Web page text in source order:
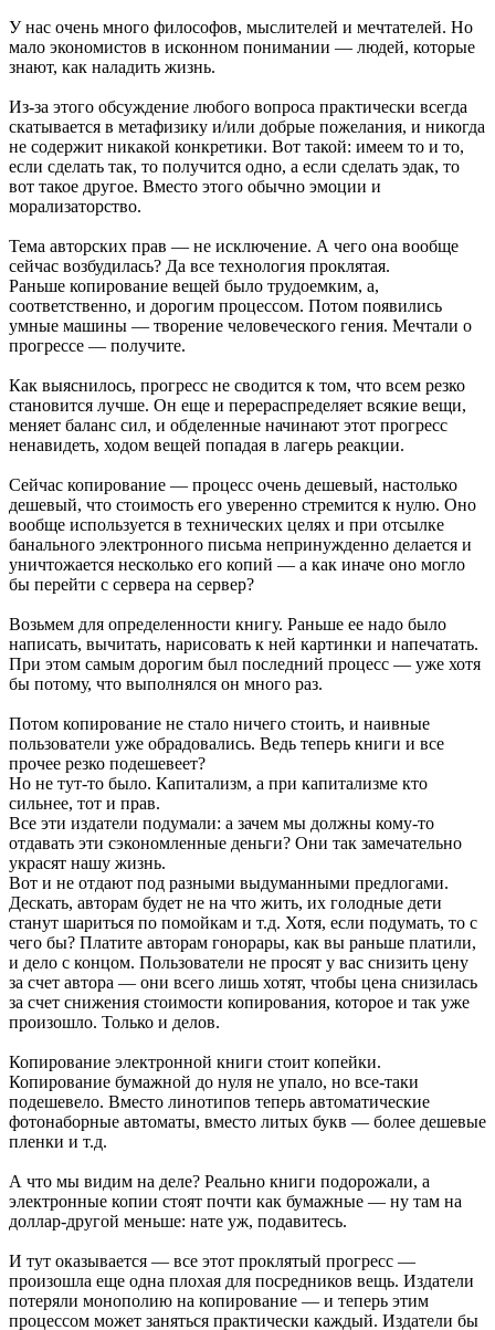
У нас очень много философов, мыслителей и мечтателей. Но
мало экономистов в исконном понимании — людей, которые
знают, как наладить жизнь.
Из-за этого обсуждение любого вопроса практически всегда
скатывается в метафизику и/или добрые пожелания, и никогда
не содержит никакой конкретики. Вот такой: имеем то и то,
если сделать так, то получится одно, а если сделать эдак, то
вот такое другое. Вместо этого обычно эмоции и
морализаторство.
Тема авторских прав — не исключение. А чего она вообще
сейчас возбудилась? Да все технология проклятая.
Раньше копирование вещей было трудоемким, а,
соответственно, и дорогим процессом. Потом появились
умные машины — творение человеческого гения. Мечтали о
прогрессе — получите.
Как выяснилось, прогресс не сводится к том, что всем резко
становится лучше. Он еще и перераспределяет всякие вещи,
меняет баланс сил, и обделенные начинают этот прогресс
ненавидеть, ходом вещей попадая в лагерь реакции.
Сейчас копирование — процесс очень дешевый, настолько
дешевый, что стоимость его уверенно стремится к нулю. Оно
вообще используется в технических целях и при отсылке
банального электронного письма непринужденно делается и
уничтожается несколько его копий — а как иначе оно могло
бы перейти с сервера на сервер?
Возьмем для определенности книгу. Раньше ее надо было
написать, вычитать, нарисовать к ней картинки и напечатать.
При этом самым дорогим был последний процесс — уже хотя
бы потому, что выполнялся он много раз.
Потом копирование не стало ничего стоить, и наивные
пользователи уже обрадовались. Ведь теперь книги и все
прочее резко подешевеет?
Но не тут-то было. Капитализм, а при капитализме кто
сильнее, тот и прав.
Все эти издатели подумали: а зачем мы должны кому-то
отдавать эти сэкономленные деньги? Они так замечательно
украсят нашу жизнь.
Вот и не отдают под разными выдуманными предлогами.
Дескать, авторам будет не на что жить, их голодные дети
станут шариться по помойкам и т.д. Хотя, если подумать, то с
чего бы? Платите авторам гонорары, как вы раньше платили,
и дело с концом. Пользователи не просят у вас снизить цену
за счет автора — они всего лишь хотят, чтобы цена снизилась
за счет снижения стоимости копирования, которое и так уже
произошло. Только и делов.
Копирование электронной книги стоит копейки.
Копирование бумажной до нуля не упало, но все-таки
подешевело. Вместо линотипов теперь автоматические
фотонаборные автоматы, вместо литых букв — более дешевые
пленки и т.д.
А что мы видим на деле? Реально книги подорожали, а
электронные копии стоят почти как бумажные — ну там на
доллар-другой меньше: нате уж, подавитесь.
И тут оказывается — все этот проклятый прогресс —
произошла еще одна плохая для посредников вещь. Издатели
потеряли монополию на копирование — и теперь этим
процессом может заняться практически каждый. Издатели бы